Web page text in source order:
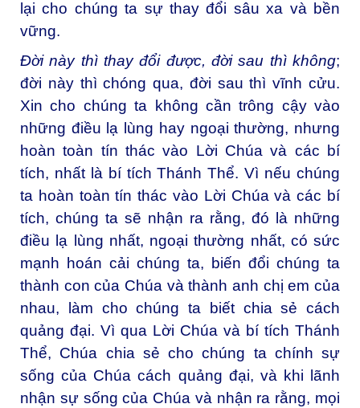
lại cho chúng ta sự thay đổi sâu xa và bền
vững.
Đời này thì thay đổi được, đời sau thì không;
đời này thì chóng qua, đời sau thì vĩnh cửu.
Xin cho chúng ta không cần trông cậy vào
những điều lạ lùng hay ngoại thường, nhưng
hoàn toàn tín thác vào Lời Chúa và các bí
tích, nhất là bí tích Thánh Thể. Vì nếu chúng
ta hoàn toàn tín thác vào Lời Chúa và các bí
tích, chúng ta sẽ nhận ra rằng, đó là những
điều lạ lùng nhất, ngoại thường nhất, có sức
mạnh hoán cải chúng ta, biến đổi chúng ta
thành con của Chúa và thành anh chị em của
nhau, làm cho chúng ta biết chia sẻ cách
quảng đại. Vì qua Lời Chúa và bí tích Thánh
Thể, Chúa chia sẻ cho chúng ta chính sự
sống của Chúa cách quảng đại, và khi lãnh
nhận sự sống của Chúa và nhận ra rằng, mọi